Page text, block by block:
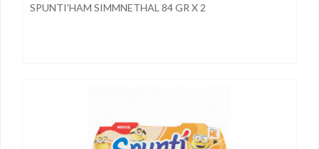
SPUNTI'HAM SIMMNETHAL 84 GR X 2